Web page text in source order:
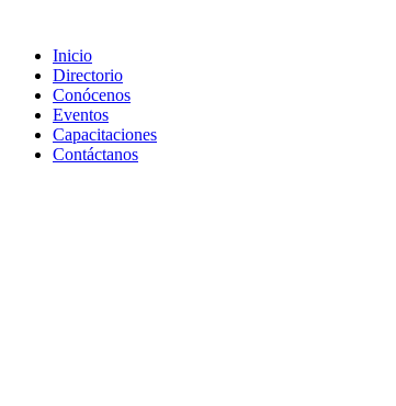
contenido
Inicio
Directorio
Conócenos
Eventos
Capacitaciones
Contáctanos